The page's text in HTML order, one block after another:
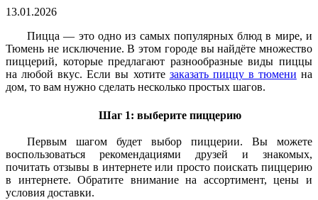
13.01.2026
Пицца — это одно из самых популярных блюд в мире, и
Тюмень не исключение. В этом городе вы найдёте множество
пиццерий, которые предлагают разнообразные виды пиццы
на любой вкус. Если вы хотите заказать пиццу в тюмени на
дом, то вам нужно сделать несколько простых шагов.
Шаг 1: выберите пиццерию
Первым шагом будет выбор пиццерии. Вы можете
воспользоваться рекомендациями друзей и знакомых,
почитать отзывы в интернете или просто поискать пиццерию
в интернете. Обратите внимание на ассортимент, цены и
условия доставки.